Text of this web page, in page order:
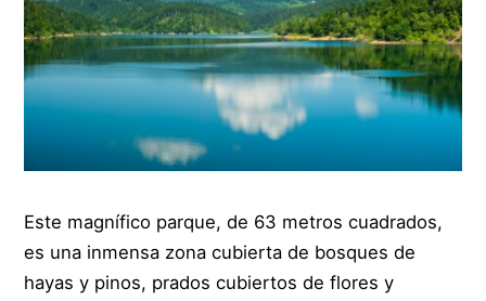
Este magnífico parque, de 63 metros cuadrados,
es una inmensa zona cubierta de bosques de
hayas y pinos, prados cubiertos de flores y